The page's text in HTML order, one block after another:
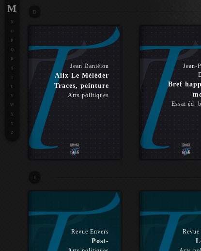
D
Jean Daniélou
Alix Le Méléder
Traces, peinture
Arts politiques
Jean-
Bref
Essai éd.
E
Revue Envers
Post-
M
N
O
P
Q
R
S
T
U
V
W
X
Y
Z